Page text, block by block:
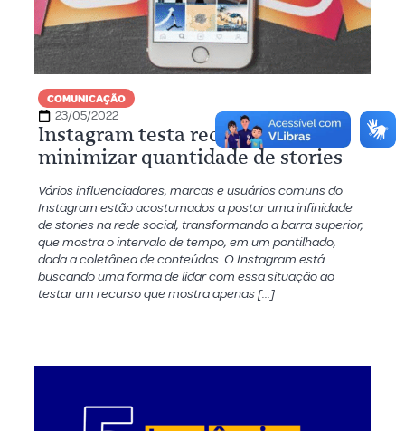
COMUNICAÇÃO
23/05/2022
Instagram testa recurso para
minimizar quantidade de stories
Vários influenciadores, marcas e usuários comuns do
Instagram estão acostumados a postar uma infinidade
de stories na rede social, transformando a barra superior,
que mostra o intervalo de tempo, em um pontilhado,
dada a coletânea de conteúdos. O Instagram está
buscando uma forma de lidar com essa situação ao
testar um recurso que mostra apenas […]